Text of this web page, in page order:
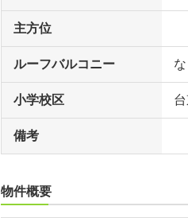
主方位
ルーフバルコニー
小学校区
備考
物件概要